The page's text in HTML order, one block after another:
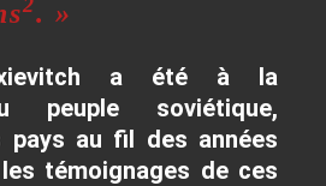
2. »
a été à la
peuple soviétique,
pays au fil des années
témoignages de ces